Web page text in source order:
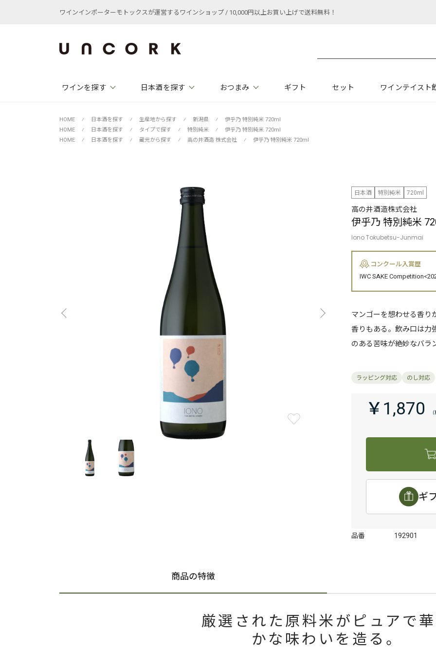
ワインインポーターモトックスが運営するワインショップ / 10,000円以上お買い上げで送料無料！
ワインを探す 日本酒を探す おつまみ ギフト セット ワインテイスト
HOME ⁄ 日本酒を探す ⁄ 生産地から探す ⁄ 新潟県 ⁄
伊乎乃 特別純米 720ml
HOME
⁄ 日本酒を探す ⁄ タイプで探す ⁄ 特別純米 ⁄
伊乎乃 特別純米 720ml
HOME
⁄ 日本酒を探す ⁄ 蔵元から探す ⁄ 高の井酒造 株式会社 ⁄ 伊乎乃 特別純米 720ml
日本酒 特別純米 720ml
高の井酒造株式会社
伊乎乃 特別純米
Iono Tokubetsu-Junmai
コンクール入賞歴
IWC SAKE
マンゴーを想わせる香り
香りもある。飲み口は力
のある苦味が絶妙なバラ
￥1,870
ギ
品番 192901
商品の特徴
厳選された原料米がピュアで
かな味わいを造る。